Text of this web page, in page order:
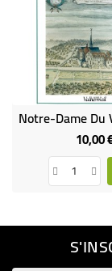
10,00